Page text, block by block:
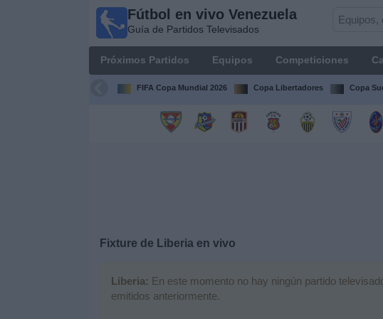
Fútbol en vivo Venezuela
Guía de Partidos Televisados
Próximos Partidos Equipos Competiciones
FIFA Copa Mundial 2026 Copa Libertadores Copa
Fixture de Liberiaen vivo
Liberia: En este momento no hay ningún partido
emitidos anteriormente.
Fútbol en
Venezuela